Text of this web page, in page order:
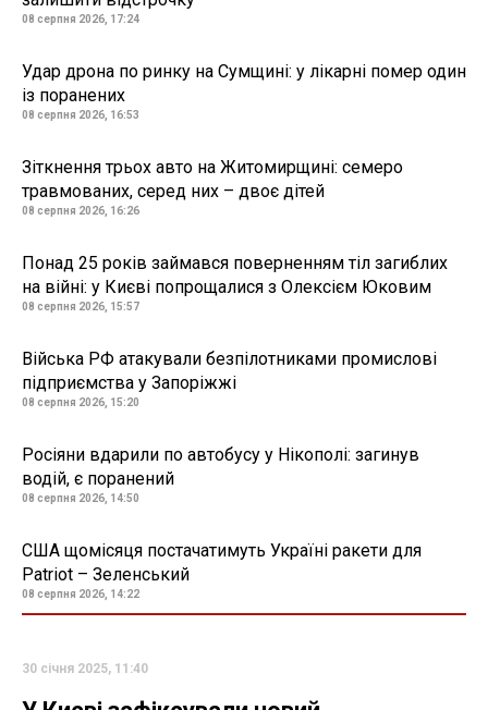
08 серпня 2026, 17:24
Удар дрона по ринку на Сумщині: у лікарні помер один
із поранених
08 серпня 2026, 16:53
Зіткнення трьох авто на Житомирщині: семеро
травмованих, серед них – двоє дітей
08 серпня 2026, 16:26
Понад 25 років займався поверненням тіл загиблих
на війні: у Києві попрощалися з Олексієм Юковим
08 серпня 2026, 15:57
Війська РФ атакували безпілотниками промислові
підприємства у Запоріжжі
08 серпня 2026, 15:20
Росіяни вдарили по автобусу у Нікополі: загинув
водій, є поранений
08 серпня 2026, 14:50
США щомісяця постачатимуть Україні ракети для
Patriot – Зеленський
08 серпня 2026, 14:22
30 січня 2025, 11:40